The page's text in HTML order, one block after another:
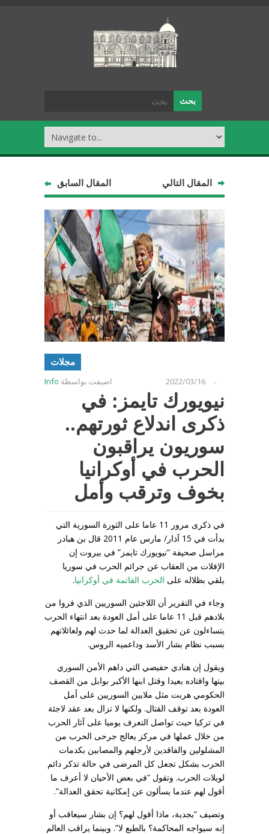
المقال السابق المقال التالي
مجلات
اضيفت بواسطة Info -
2022/03/16
نيويورك تايمز: في
ذكرى اندلاع ثورتهم..
سوريون يراقبون
الحرب في أوكرانيا
بخوف وترقب وأمل
في ذكرى مرور 11 عاما على الثورة السورية التي
بدأت في 15 آذار/ مارس عام 2011 قال بن هبادر
مراسل صحيفة “نيويورك تايمز” في بيروت إن
الإفلات من العقاب عن جرائم الحرب في سوريا
يلقي بظلاله على الحرب القاتمة في أوكرانيا.
وجاء في التقرير أن اللاجئين السوريين الذي فروا من
بلادهم قبل 11 عاما على أمل العودة بعد انتهاء الحرب
يتساءلون عن تحقيق العدالة لما حدث لهم ولعائلاتهم
بسبب نظام بشار الأسد وداعميه الروس.
ويقول إن هنادي حفيصي التي داهم الأمن السوري
بيتها واقتاده بعيدا وقتل ابنها الأكبر بوابل من القصف
الحكومي هربت مثل ملايين السوريين على أمل
العودة بعد توقف القتال. ولكنها لا تزال بعد عقد لاجئة
في تركيا حيث تواصل التعرف يوميا على آثار الحرب
من خلال عملها في مركز يعالج جرحى الحرب من
المشلولين والفاقدين لأرجلهم والمصابين بكدمات
الحرب بشكل تجعل كل المرضى في حالة تذكر دائم
لويلات الحرب. وتقول “في بعض الأحيان لا أعرف ما
أقول لهم عندما يسألون عن إمكانية تحقق العدالة”.
وتضيف “بجدية، ماذا أقول لهم؟ إن بشار سيعاقب أو
إنه سيواجه المحاكمة؟ بالطبع لا”. وبينما يراقب العالم